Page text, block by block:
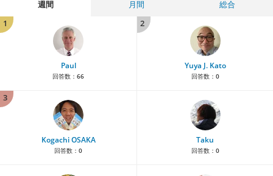
週間 月間
総合
1
Paul
回答数： 66
2
Yuya J. Kato
回答数： 0
3
Kogachi OSAKA
回答数： 0
Taku
回答数： 0